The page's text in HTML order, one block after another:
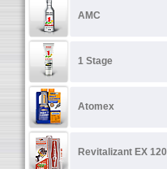
AMC
1 Stage
Atomex
Revitalizant EX 120